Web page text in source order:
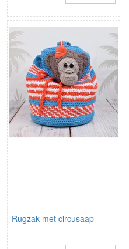
Rugzak met circusaap